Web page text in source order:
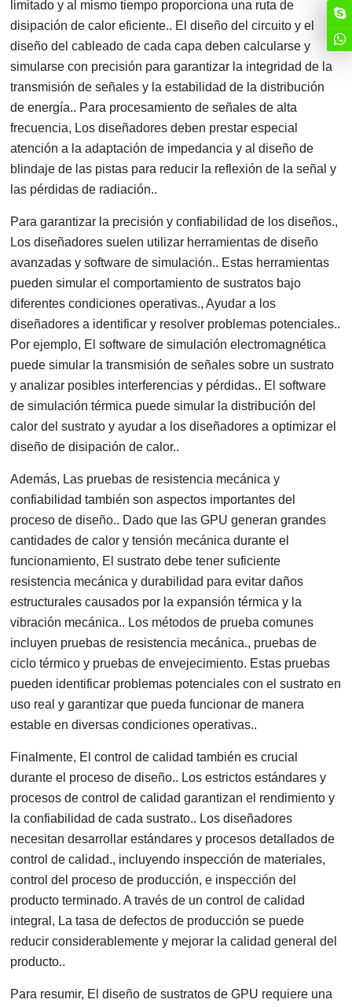
limitado y al mismo tiempo proporciona una ruta de
disipación de calor eficiente.. El diseño del circuito y el
diseño del cableado de cada capa deben calcularse y
simularse con precisión para garantizar la integridad de la
transmisión de señales y la estabilidad de la distribución
de energía.. Para procesamiento de señales de alta
frecuencia, Los diseñadores deben prestar especial
atención a la adaptación de impedancia y al diseño de
blindaje de las pistas para reducir la reflexión de la señal y
las pérdidas de radiación..
Para garantizar la precisión y confiabilidad de los diseños.,
Los diseñadores suelen utilizar herramientas de diseño
avanzadas y software de simulación.. Estas herramientas
pueden simular el comportamiento de sustratos bajo
diferentes condiciones operativas., Ayudar a los
diseñadores a identificar y resolver problemas potenciales..
Por ejemplo, El software de simulación electromagnética
puede simular la transmisión de señales sobre un sustrato
y analizar posibles interferencias y pérdidas.. El software
de simulación térmica puede simular la distribución del
calor del sustrato y ayudar a los diseñadores a optimizar el
diseño de disipación de calor..
Además, Las pruebas de resistencia mecánica y
confiabilidad también son aspectos importantes del
proceso de diseño.. Dado que las GPU generan grandes
cantidades de calor y tensión mecánica durante el
funcionamiento, El sustrato debe tener suficiente
resistencia mecánica y durabilidad para evitar daños
estructurales causados ​​por la expansión térmica y la
vibración mecánica.. Los métodos de prueba comunes
incluyen pruebas de resistencia mecánica., pruebas de
ciclo térmico y pruebas de envejecimiento. Estas pruebas
pueden identificar problemas potenciales con el sustrato en
uso real y garantizar que pueda funcionar de manera
estable en diversas condiciones operativas..
Finalmente, El control de calidad también es crucial
durante el proceso de diseño.. Los estrictos estándares y
procesos de control de calidad garantizan el rendimiento y
la confiabilidad de cada sustrato.. Los diseñadores
necesitan desarrollar estándares y procesos detallados de
control de calidad., incluyendo inspección de materiales,
control del proceso de producción, e inspección del
producto terminado. A través de un control de calidad
integral, La tasa de defectos de producción se puede
reducir considerablemente y mejorar la calidad general del
producto..
Para resumir, El diseño de sustratos de GPU requiere una